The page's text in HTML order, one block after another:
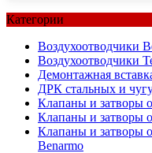
Категории
Воздухоотводчики
Воздухоотводчики
Демонтажная
ДРК стальных и
Клапаны и затворы
Клапаны и затворы
Клапаны и затворы
Benarmo